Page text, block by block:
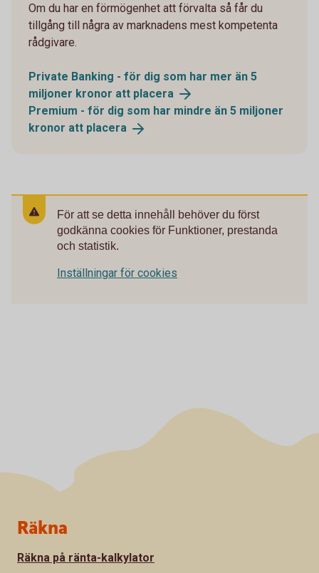
Om du har en förmögenhet att förvalta så får du
tillgång till några av marknadens mest kompetenta
rådgivare.
Private Banking - för dig som har mer än 5
miljoner kronor att placera
Premium - för dig som har mindre än 5 miljoner
kronor att placera
För att se detta innehåll behöver du först
godkänna cookies för Funktioner, prestanda
och statistik.
Inställningar för cookies
Sidfot
Räkna
Räkna på ränta-kalkylator